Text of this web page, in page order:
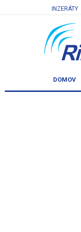
INZERÁTY
DOMOV